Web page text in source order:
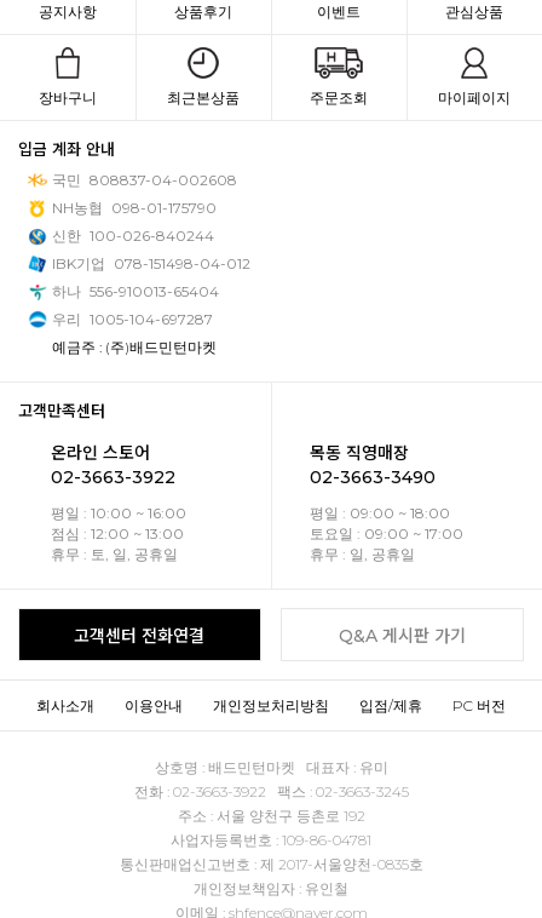
공지사항 상품후기 이벤트 관심상품
장바구니 최근본상품 주문조회 마이페이지
입금 계좌 안내
국민 808837-04-002608
NH농협
098-01-175790
신한 100-026-840244
IBK기업
078-151498-04-012
하나 556-910013-65404
우리 1005-104-697287
예금주 : (주)배드민턴마켓
고객만족센터
온라인 스토어
02-3663-3922
평일 : 10:00 ~ 16:00
점심 : 12:00 ~ 13:00
휴무 : 토, 일, 공휴일
목동 직영매장
02-3663-3490
평일 : 09:00 ~ 18:00
토요일 : 09:00 ~ 17:00
휴무 : 일, 공휴일
고객센터 전화연결 Q&A 게시판 가기
회사소개 이용안내 개인정보처리방침 입점/제휴 PC 버전
상호명 : 배드민턴마켓 대표자 : 유미
전화 : 02-3663-3922 팩스 : 02-3663-3245
주소 : 서울 양천구 등촌로 192
사업자등록번호 : 109-86-04781
통신판매업신고번호 : 제 2017-서울양천-0835호
개인정보책임자 : 유인철
이메일 : shfence@naver.com